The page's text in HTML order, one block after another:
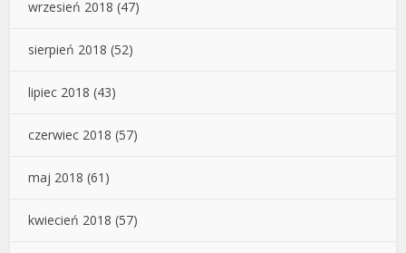
wrzesień 2018 (47)
sierpień 2018 (52)
lipiec 2018 (43)
czerwiec 2018 (57)
maj 2018 (61)
kwiecień 2018 (57)